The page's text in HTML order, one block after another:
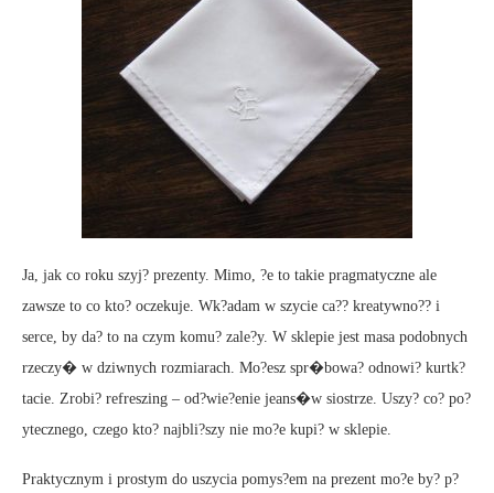
Ja, jak co roku szyj? prezenty. Mimo, ?e to takie pragmatyczne ale
zawsze to co kto? oczekuje. Wk?adam w szycie ca?? kreatywno?? i
serce, by da? to na czym komu? zale?y. W sklepie jest masa podobnych
rzeczy� w dziwnych rozmiarach. Mo?esz spr�bowa? odnowi? kurtk?
tacie. Zrobi? refreszing – od?wie?enie jeans�w siostrze. Uszy? co? po?
ytecznego, czego kto? najbli?szy nie mo?e kupi? w sklepie.
Praktycznym i prostym do uszycia pomys?em na prezent mo?e by? p?